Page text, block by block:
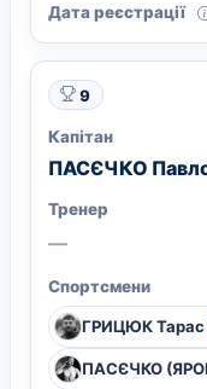
Дата реєстрації
9
Капітан
ПАСЄЧКО
Тренер
—
Спортсмени
ГРИЦЮК Тарас
ПАСЄЧКО